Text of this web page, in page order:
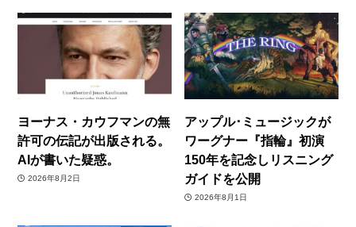
ヨーナス・カウフマンの無
許可の伝記が出版される。
AIが書いた疑惑。
2026年8月2日
アップル･ミュージックが
ワーグナー『指輪』初演
150年を記念しリスニング
ガイドを公開
2026年8月1日